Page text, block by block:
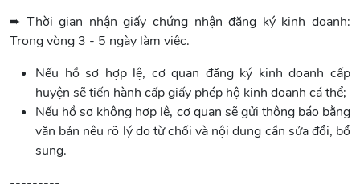
➨ Thời gian nhận giấy chứng nhận đăng ký kinh doanh:
Trong vòng 3 - 5 ngày làm việc.
Nếu hồ sơ hợp lệ, cơ quan đăng ký kinh doanh cấp
huyện sẽ tiến hành cấp giấy phép hộ kinh doanh cá thể;
Nếu hồ sơ không hợp lệ, cơ quan sẽ gửi thông báo bằng
văn bản nêu rõ lý do từ chối và nội dung cần sửa đổi, bổ
sung.
---------